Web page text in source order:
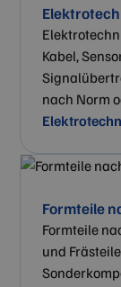
Kabel,
nach Norm
Formteile
Formteile
und